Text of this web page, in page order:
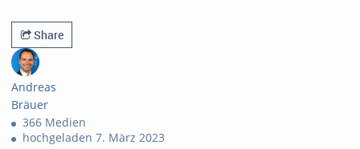
Share
Andreas
Bräuer
366 Medien
hochgeladen 7. März 2023